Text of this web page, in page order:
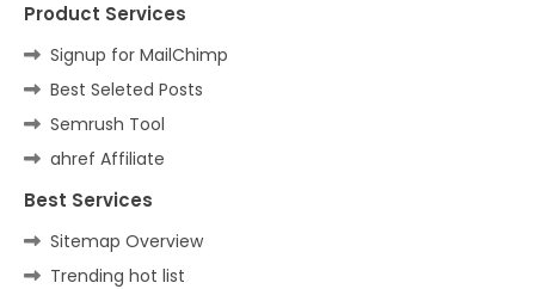
Product Services
Signup for MailChimp
Best Seleted Posts
Semrush Tool
ahref Affiliate
Best Services
Sitemap Overview
Trending hot list